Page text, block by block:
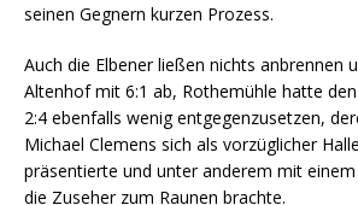
seinen Gegnern kurzen Prozess.
Auch die Elbener ließen nichts anbrennen
Altenhof mit 6:1 ab, Rothemühle hatte
2:4 ebenfalls wenig entgegenzusetzen,
Michael Clemens sich als vorzüglicher
präsentierte und unter anderem mit
die Zuseher zum Raunen brachte.